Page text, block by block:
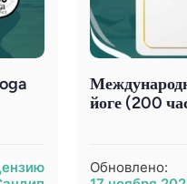
йоге (200
Обновлено: